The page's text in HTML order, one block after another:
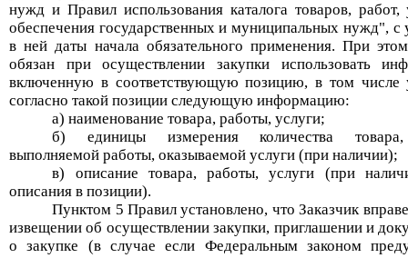
нужд и Правил использования каталога товаров, работ,
обеспечения государственных и муниципальных нужд", с
в ней даты начала обязательного применения. При
обязан при осуществлении закупки использовать
включенную в соответствующую позицию, в том числе
согласно такой позиции следующую информацию:
а) наименование товара, работы, услуги;
б) единицы измерения количества
выполняемой работы, оказываемой услуги (при наличии);
в) описание товара, работы, услуги (при
описания в позиции).
Пунктом 5 Правил установлено, чтоЗаказчик
извещении об осуществлении закупки, приглашении и
о закупке (в случае если Федеральным законом